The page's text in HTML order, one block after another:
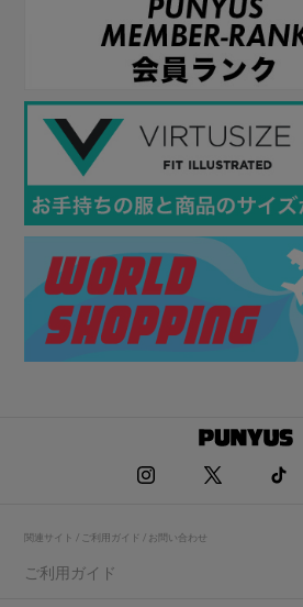
関連サイト / ご利用ガイド / お問い合わせ
ご利用ガイド